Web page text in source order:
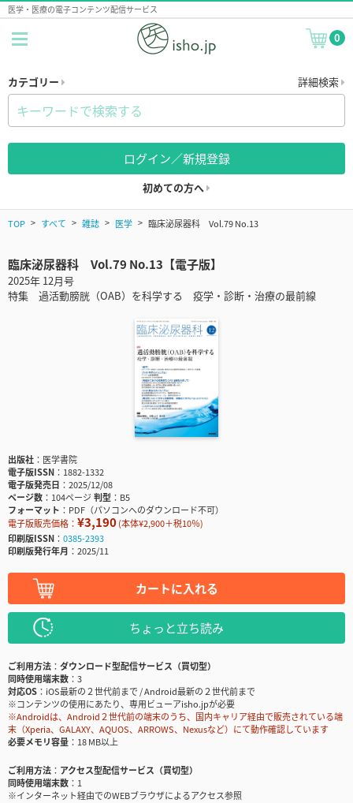
医学・医療の電子コンテンツ配信サービス
0
カテゴリー 詳細検索
ログイン／新規登録
初めての方へ
TOP すべて 雑誌 医学 臨床泌尿器科 Vol.79 No.13
臨床泌尿器科 Vol.79 No.13【電子版】
2025年 12月号
特集 過活動膀胱（OAB）を科学する 疫学・診断・治療の最前線
出版社
医学書院
電子版ISSN
1882-1332
電子版発売日
2025/12/08
ページ数
104ページ判型
B5
フォーマット
PDF（パソコンへのダウンロード不可）
電子版販売価格： ¥3,190(本体¥2,900＋税10％)
印刷版ISSN
0385-2393
印刷版発行年月
2025/11
カートに入れる
ちょっと立ち読み
ご利用方法
ダウンロード型配信サービス（買切型）
同時使用端末数
3
対応OS
iOS最新の２世代前まで / Android最新の２世代前まで
※コンテンツの使用にあたり、専用ビューアisho.jpが必要
※Androidは、Android２世代前の端末のうち、国内キャリア経由で販売されている端
末（Xperia、GALAXY、AQUOS、ARROWS、Nexusなど）にて動作確認しています
必要メモリ容量
18 MB以上
ご利用方法
アクセス型配信サービス（買切型）
同時使用端末数
1
※インターネット経由でのWEBブラウザによるアクセス参照